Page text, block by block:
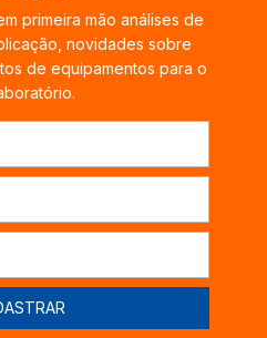
primeira mão análises de
novidades sobre
de equipamentos para o